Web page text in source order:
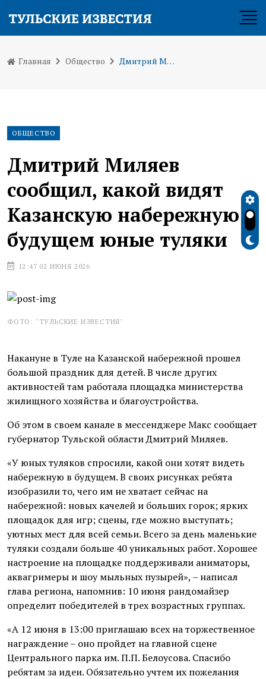
Главная Общество Дмитрий Миляев сообщил, какой видят Казанскую набережную в будущем юные туляки
ОБЩЕСТВО
Дмитрий Миляев
сообщил, какой видят
Казанскую набережную в
будущем юные туляки
12:47 02 ИЮНЯ 2026
ФОТО: "ТУЛЬСКИЕ ИЗВЕСТИЯ"
Накануне в Туле на Казанской набережной прошел
большой праздник для детей. В числе других
активностей там работала площадка министерства
жилищного хозяйства и благоустройства.
Об этом в своем канале в мессенджере Макс сообщает
губернатор Тульской области Дмитрий Миляев.
«У юных туляков спросили, какой они хотят видеть
набережную в будущем. В своих рисунках ребята
изобразили то, чего им не хватает сейчас на
набережной: новых качелей и больших горок; ярких
площадок для игр; сцены, где можно выступать;
уютных мест для всей семьи. Всего за день маленькие
туляки создали больше 40 уникальных работ. Хорошее
настроение на площадке поддерживали аниматоры,
аквагримеры и шоу мыльных пузырей», – написал
глава региона, напомнив: 10 июня рандомайзер
определит победителей в трех возрастных группах.
«А 12 июня в 13:00 приглашаю всех на торжественное
награждение – оно пройдет на главной сцене
Центрального парка им. П.П. Белоусова. Спасибо
ребятам за идеи. Обязательно учтем их пожелания